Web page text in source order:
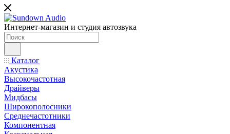
Интернет-магазин и студия автозвука
Каталог
Акустика
Высокочастотная
Драйверы
Мидбасы
Широкополосники
Среднечастотники
Компонентная